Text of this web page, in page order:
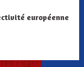
européenne